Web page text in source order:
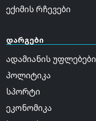
ექიმის რჩევები
დარგები
ადამიანის უფლებები
პოლიტიკა
სპორტი
ეკონომიკა